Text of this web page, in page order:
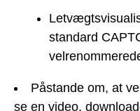
standard
Påstande om, at
se en video,